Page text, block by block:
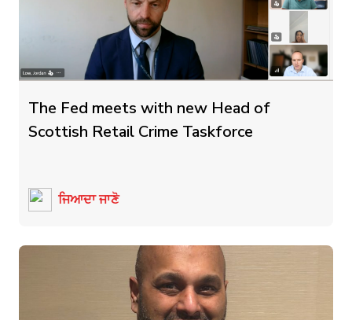
The Fed meets with new Head of
Scottish Retail Crime Taskforce
ਜਿਆਦਾ ਜਾਣੋ